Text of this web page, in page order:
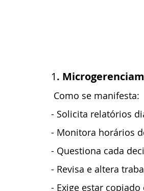
1.
Como se manifesta:
- Solicita relatórios
- Monitora horários
- Questiona cada
- Revisa e altera
- Exige estar